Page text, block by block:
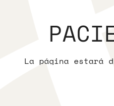
La página estará